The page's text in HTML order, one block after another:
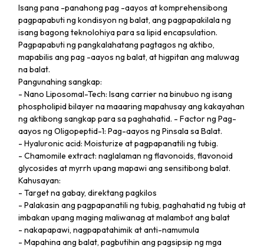
Isang pana -panahong pag -aayos at komprehensibong
pagpapabuti ng kondisyon ng balat, ang pagpapakilala ng
isang bagong teknolohiya para sa lipid encapsulation.
Pagpapabuti ng pangkalahatang pagtagos ng aktibo,
mapabilis ang pag -aayos ng balat, at higpitan ang maluwag
na balat.
Pangunahing sangkap:
- Nano Liposomal-Tech: Isang carrier na binubuo ng isang
phospholipid bilayer na maaaring mapahusay ang kakayahan
ng aktibong sangkap para sa paghahatid. - Factor ng Pag-
aayos ng Oligopeptid-1: Pag-aayos ng Pinsala sa Balat.
- Hyaluronic acid: Moisturize at pagpapanatili ng tubig.
- Chamomile extract: naglalaman ng flavonoids, flavonoid
glycosides at myrrh upang mapawi ang sensitibong balat.
Kahusayan:
- Target na gabay, direktang pagkilos
- Palakasin ang pagpapanatili ng tubig, paghahatid ng tubig at
imbakan upang maging maliwanag at malambot ang balat
- nakapapawi, nagpapatahimik at anti-namumula
- Mapahina ang balat, pagbutihin ang pagsipsip ng mga